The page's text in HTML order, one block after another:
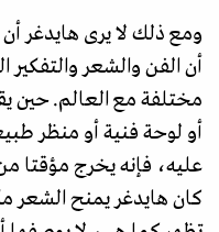
ومع ذلك لا يرى هايدغر أن
أن الفن والشعر
مختلفة مع العالم. حين
أو لوحة فنية أو منظر
عليه، فإنه يخرج مؤقتا
كان هايدغر يمنح الشعر